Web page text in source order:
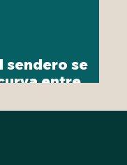
sendero se
entre
la